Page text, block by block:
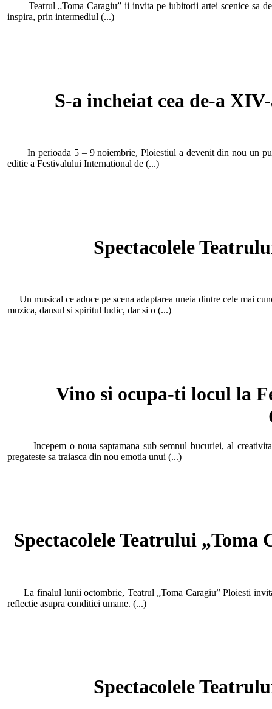
Teatrul „Toma Caragiu” ii invita pe iubitorii artei scenice sa
inspira, prin intermediul (...)
S-a incheiat cea de-a
In perioada 5 – 9 noiembrie, Ploiestiul a devenit din nou un
editie a Festivalului International de (...)
Spectacolele
Un musical ce aduce pe scena adaptarea uneia dintre cele mai
muzica, dansul si spiritul ludic, dar si o (...)
Vino si ocupa-ti locul la
Incepem o noua saptamana sub semnul bucuriei, al
pregateste sa traiasca din nou emotia unui (...)
Spectacolele Teatrului „Toma
La finalul lunii octombrie, Teatrul „Toma Caragiu” Ploiesti
reflectie asupra conditiei umane. (...)
Spectacolele